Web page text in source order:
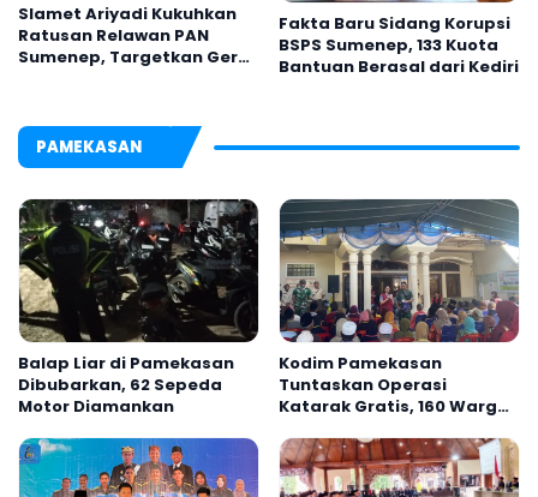
Slamet Ariyadi Kukuhkan
Ratusan Relawan PAN
Sumenep, Targetkan Gerak
Fakta Baru Sidang Korupsi
BSPS Sumenep, 133 Kuota
Bantuan Berasal dari Kediri
PAMEKASAN
Balap Liar di Pamekasan
Dibubarkan, 62 Sepeda
Motor Diamankan
Kodim Pamekasan
Tuntaskan Operasi
Katarak Gratis, 160 Warga
Jelas